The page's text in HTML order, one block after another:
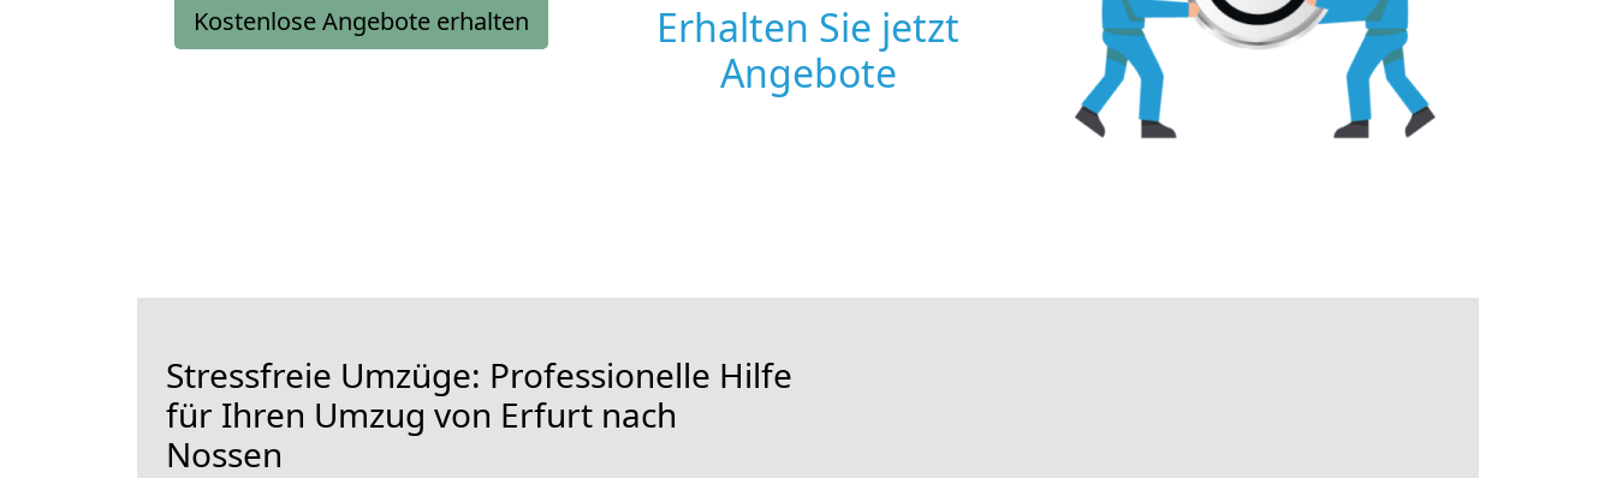
Kostenlose Angebote erhalten
Erhalten Sie jetzt
Angebote
Stressfreie Umzüge: Professionelle Hilfe
für Ihren Umzug von Erfurt nach
Nossen